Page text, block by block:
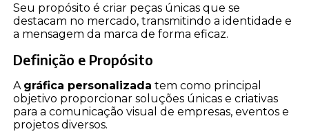
Seu propósito é criar peças únicas que se
destacam no mercado, transmitindo a identidade e
a mensagem da marca de forma eficaz.
Definição e Propósito
A gráfica personalizada tem como principal
objetivo proporcionar soluções únicas e criativas
para a comunicação visual de empresas, eventos e
projetos diversos.